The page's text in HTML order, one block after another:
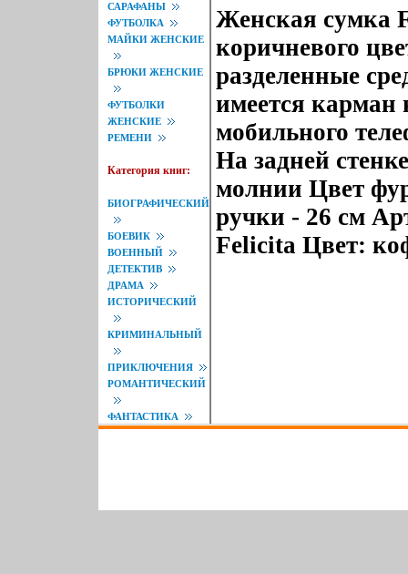
САРАФАНЫ
ФУТБОЛКА
МАЙКИ ЖЕНСКИЕ
БРЮКИ ЖЕНСКИЕ
ФУТБОЛКИ
ЖЕНСКИЕ
РЕМЕНИ
Категория книг:
БИОГРАФИЧЕСКИЙ
БОЕВИК
ВОЕННЫЙ
ДЕТЕКТИВ
ДРАМА
ИСТОРИЧЕСКИЙ
КРИМИНАЛЬНЫЙ
ПРИКЛЮЧЕНИЯ
РОМАНТИЧЕСКИЙ
ФАНТАСТИКА
Женская сумка
коричневого
разделенные
имеется карман
мобильного
На задней
молнии Цвет
ручки - 26 см
Felicita Цвет: